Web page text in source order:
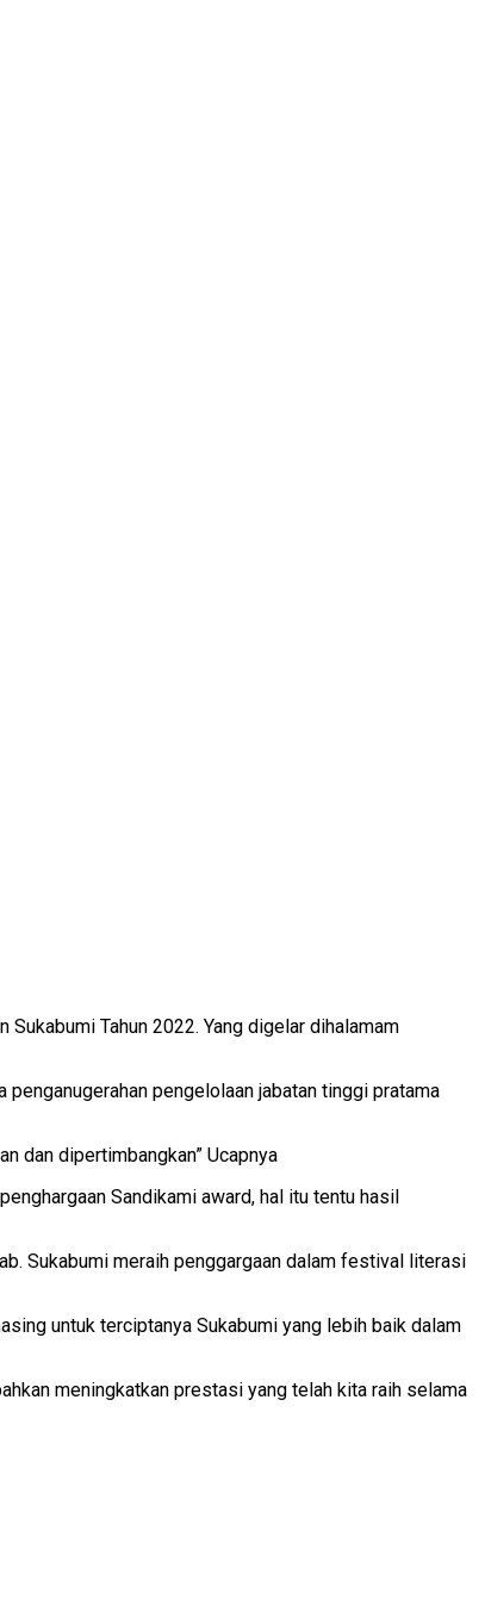
Tahun 2022. Yang digelar dihalamam
pengelolaan jabatan tinggi pratama
dan dipertimbangkan” Ucapnya
Sandikami award, hal itu tentu hasil
Sukabumi meraih penggargaan dalam festival literasi
untuk terciptanya Sukabumi yang lebih baik dalam
meningkatkan prestasi yang telah kita raih selama